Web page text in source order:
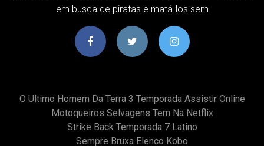
em busca de piratas e matá-los sem
O Ultimo Homem Da Terra 3 Temporada Assistir Online
Motoqueiros Selvagens Tem Na Netflix
Strike Back Temporada 7 Latino
Sempre Bruxa Elenco Kobo